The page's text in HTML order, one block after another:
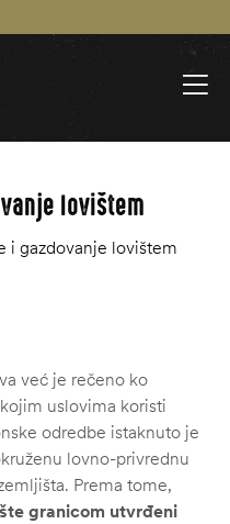
lovištem
i gazdovanje lovištem
već je rečeno ko
uslovima koristi
odredbe istaknuto je
lovno-privrednu
Prema tome,
granicom utvrđeni